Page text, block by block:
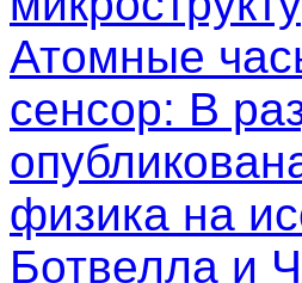
Атомные
сенсор: В
физика на
Ботвелла и